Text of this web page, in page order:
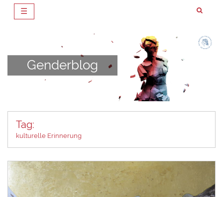
☰
Genderblog
Tag:
kulturelle Erinnerung